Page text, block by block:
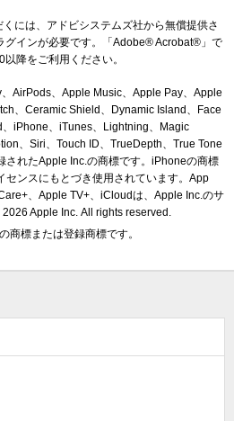
には、アドビシステムズ社から無償提供さ
グインが必要です。「Adobe® Acrobat®」で
降をご利用ください。
AirPods、Apple Music、Apple Pay、Apple
、Ceramic Shield、Dynamic Island、Face
、iPhone、iTunes、Lightning、Magic
、Siri、Touch ID、TrueDepth、True Tone
されたApple Inc.の商標です。iPhoneの商標
センスにもとづき使用されています。App
、Apple TV+、iCloudは、Apple Inc.のサ
Apple Inc. All rights reserved.
商標または登録商標です。